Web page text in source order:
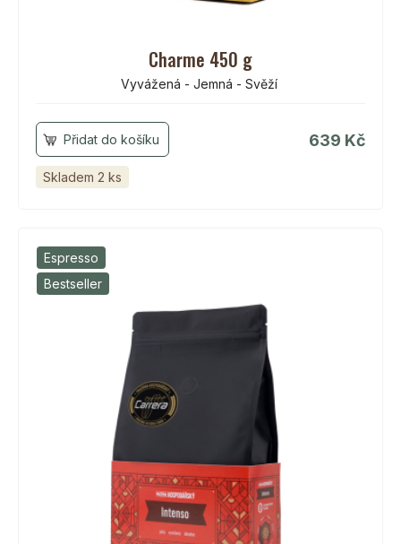
Charme 450 g
Vyvážená - Jemná - Svěží
639 Kč
Skladem 2 ks
Espresso
Bestseller